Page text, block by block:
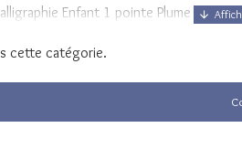
Enfant 1 pointe Plume Bleue.
cette catégorie.